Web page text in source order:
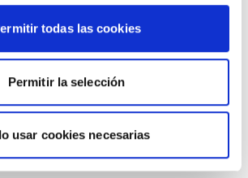
todas las cookies
Permitir la selección
usar cookies necesarias